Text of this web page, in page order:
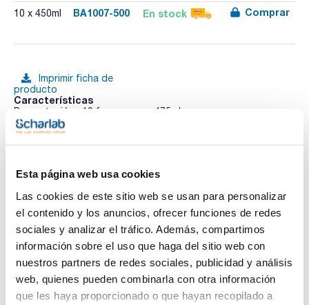
Esta página web usa cookies
Las cookies de este sitio web se usan para personalizar
el contenido y los anuncios, ofrecer funciones de redes
sociales y analizar el tráfico. Además, compartimos
información sobre el uso que haga del sitio web con
nuestros partners de redes sociales, publicidad y análisis
web, quienes pueden combinarla con otra información
que les haya proporcionado o que hayan recopilado a
10 x 450ml BA1007-500 En stock Comprar
Imprimir ficha de
producto
Características
Presentación : 10 frascos con 475mL
Tipo de envase : botella de vidrio (agar)
Especificaciones : Tapón metálico / no inyectable
Medio de cultivo sólido para el aislamiento selectivo de
Sinónimos: SCA
Documentación técnica
TDS / Ficha técnica
Regístrate para
descargas
COA
Regístrate para
descargas
SDS/ Hoja de seguridad